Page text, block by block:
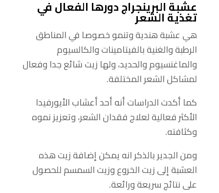
عشبة البرينجراج دورها الفعال في
تغذية الشعر
هي عشبة هندية وتنمو خصوصا في المناطق
الرطبة والغنية بالفيتامينات والكالسيوم
والماغنسيوم والحديد، ولها زيت شائع جدا وفعال
لمشاكل الشعر المختلفة.
كما أكدت الدراسات أنه أحد أعشاب الأيورفيدا
الأكثر فعالية لعلاج فقدان الشعر، وتعزيز نموه
وكثافته.
ومن الجدير بالذكر انه يمكن إضافة زيت هذه
العشبة إلى زيت الخروع وزيت السمسم للحصول
على نتائج سريعة ورائعة.